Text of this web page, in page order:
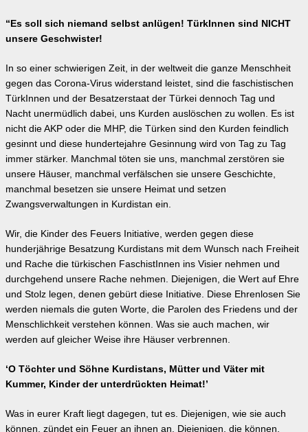
“Es soll sich niemand selbst anlügen! TürkInnen sind NICHT
unsere Geschwister!
In so einer schwierigen Zeit, in der weltweit die ganze Menschheit
gegen das Corona-Virus widerstand leistet, sind die faschistischen
TürkInnen und der Besatzerstaat der Türkei dennoch Tag und
Nacht unermüdlich dabei, uns Kurden auslöschen zu wollen. Es ist
nicht die AKP oder die MHP, die Türken sind den Kurden feindlich
gesinnt und diese hundertejahre Gesinnung wird von Tag zu Tag
immer stärker. Manchmal töten sie uns, manchmal zerstören sie
unsere Häuser, manchmal verfälschen sie unsere Geschichte,
manchmal besetzen sie unsere Heimat und setzen
Zwangsverwaltungen in Kurdistan ein.
Wir, die Kinder des Feuers Initiative, werden gegen diese
hunderjährige Besatzung Kurdistans mit dem Wunsch nach Freiheit
und Rache die türkischen FaschistInnen ins Visier nehmen und
durchgehend unsere Rache nehmen. Diejenigen, die Wert auf Ehre
und Stolz legen, denen gebürt diese Initiative. Diese Ehrenlosen Sie
werden niemals die guten Worte, die Parolen des Friedens und der
Menschlichkeit verstehen können. Was sie auch machen, wir
werden auf gleicher Weise ihre Häuser verbrennen.
‘O Töchter und Söhne Kurdistans, Mütter und Väter mit
Kummer, Kinder der unterdrückten Heimat!’
Was in eurer Kraft liegt dagegen, tut es. Diejenigen, wie sie auch
können, zündet ein Feuer an ihnen an. Diejenigen, die können,